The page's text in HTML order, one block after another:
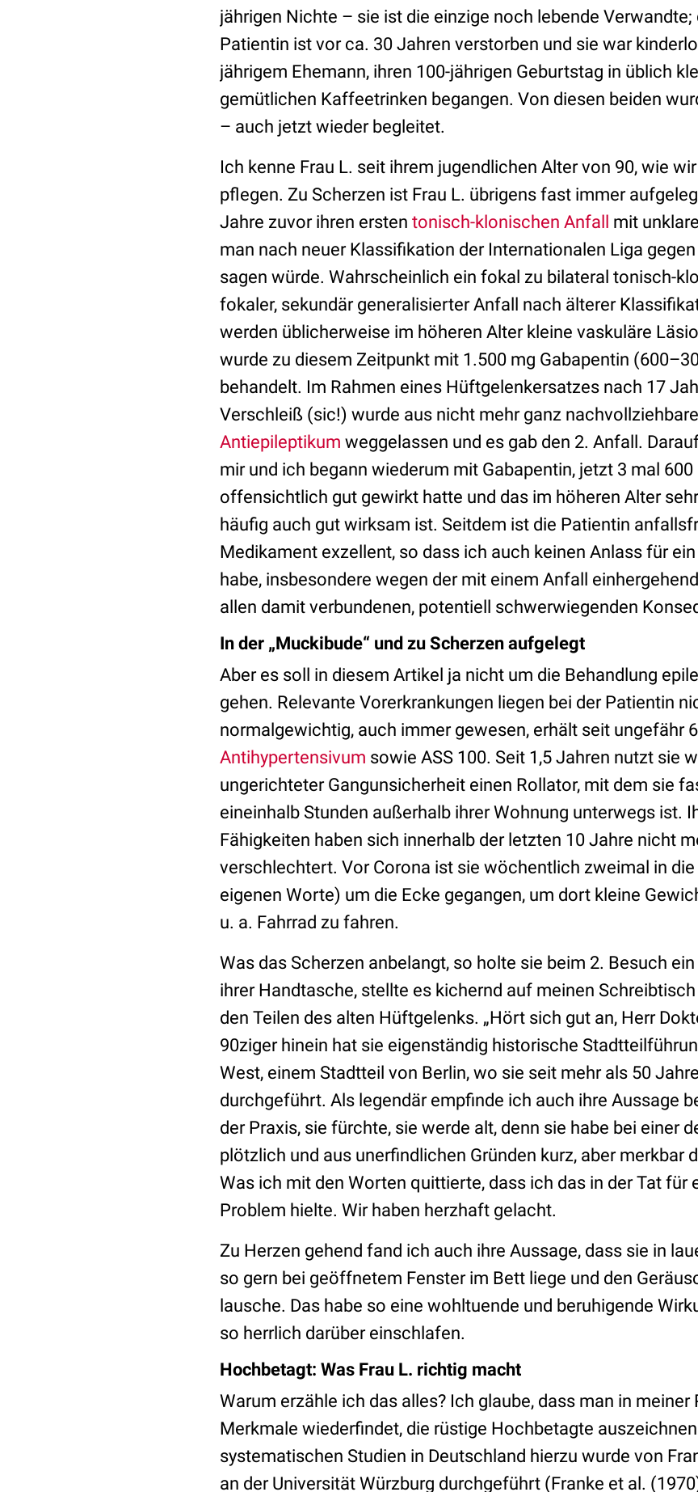
jährigen Nichte – sie ist die einzige noch lebende Verwandte;
Patientin ist vor ca. 30 Jahren verstorben und sie war
jährigem Ehemann, ihren 100-jährigen Geburtstag in üblich
gemütlichen Kaffeetrinken begangen. Von diesen beiden
– auch jetzt wieder begleitet.
Ich kenne Frau L. seit ihrem jugendlichen Alter von 90, wie
pflegen. Zu Scherzen ist Frau L. übrigens fast immer
Jahre zuvor ihren ersten tonisch-klonischen Anfall mit
man nach neuer Klassifikation der Internationalen Liga
sagen würde. Wahrscheinlich ein fokal zu bilateral tonisch-
fokaler, sekundär generalisierter Anfall nach älterer
werden üblicherweise im höheren Alter kleine vaskuläre
wurde zu diesem Zeitpunkt mit 1.500 mg Gabapentin
behandelt. Im Rahmen eines Hüftgelenkersatzes nach 17
Verschleiß (sic!) wurde aus nicht mehr ganz
Antiepileptikum weggelassen und es gab den 2. Anfall.
mir und ich begann wiederum mit Gabapentin, jetzt 3 mal 600
offensichtlich gut gewirkt hatte und das im höheren Alter
häufig auch gut wirksam ist. Seitdem ist die Patientin
Medikament exzellent, so dass ich auch keinen Anlass für
habe, insbesondere wegen der mit einem Anfall
allen damit verbundenen, potentiell schwerwiegenden
In der „Muckibude“ und zu Scherzen aufgelegt
Aber es soll in diesem Artikel ja nicht um die Behandlung
gehen. Relevante Vorerkrankungen liegen bei der Patientin
normalgewichtig, auch immer gewesen, erhält seit ungefähr
Antihypertensivum sowie ASS 100. Seit 1,5 Jahren nutzt sie
ungerichteter Gangunsicherheit einen Rollator, mit dem sie
eineinhalb Stunden außerhalb ihrer Wohnung unterwegs ist.
Fähigkeiten haben sich innerhalb der letzten 10 Jahre nicht
verschlechtert. Vor Corona ist sie wöchentlich zweimal in
eigenen Worte) um die Ecke gegangen, um dort kleine
u. a. Fahrrad zu fahren.
Was das Scherzen anbelangt, so holte sie beim 2. Besuch
ihrer Handtasche, stellte es kichernd auf meinen
den Teilen des alten Hüftgelenks. „Hört sich gut an, Herr
90ziger hinein hat sie eigenständig historische
West, einem Stadtteil von Berlin, wo sie seit mehr als 50
durchgeführt. Als legendär empfinde ich auch ihre Aussage
der Praxis, sie fürchte, sie werde alt, denn sie habe bei einer
plötzlich und aus unerfindlichen Gründen kurz, aber merkbar
Was ich mit den Worten quittierte, dass ich das in der Tat für
Problem hielte. Wir haben herzhaft gelacht.
Zu Herzen gehend fand ich auch ihre Aussage, dass sie in
so gern bei geöffnetem Fenster im Bett liege und den
lausche. Das habe so eine wohltuende und beruhigende
so herrlich darüber einschlafen.
Hochbetagt: Was Frau L. richtig macht
Warum erzähle ich das alles? Ich glaube, dass man in meiner
Merkmale wiederfindet, die rüstige Hochbetagte
systematischen Studien in Deutschland hierzu wurde von
an der Universität Würzburg durchgeführt (Franke et al.